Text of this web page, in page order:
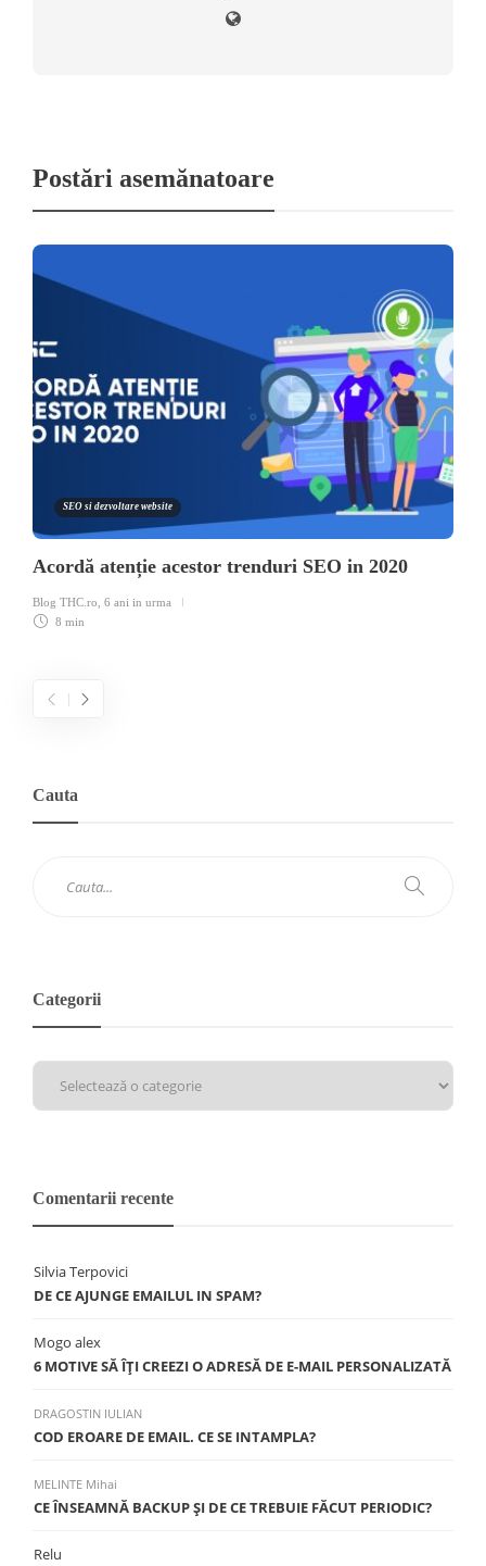
Postări asemănatoare
SEO si dezvoltare website
Acordă atenție acestor trenduri SEO in 2020
Blog THC.ro 6 ani in urma
8 min
Cauta
Categorii
Comentarii recente
Silvia Terpovici
DE CE AJUNGE EMAILUL IN SPAM?
Mogo alex
6 MOTIVE SĂ ÎŢI CREEZI O ADRESĂ DE E-MAIL PERSONALIZATĂ
DRAGOSTIN IULIAN
COD EROARE DE EMAIL. CE SE INTAMPLA?
MELINTE Mihai
CE ÎNSEAMNĂ BACKUP ŞI DE CE TREBUIE FĂCUT PERIODIC?
Relu